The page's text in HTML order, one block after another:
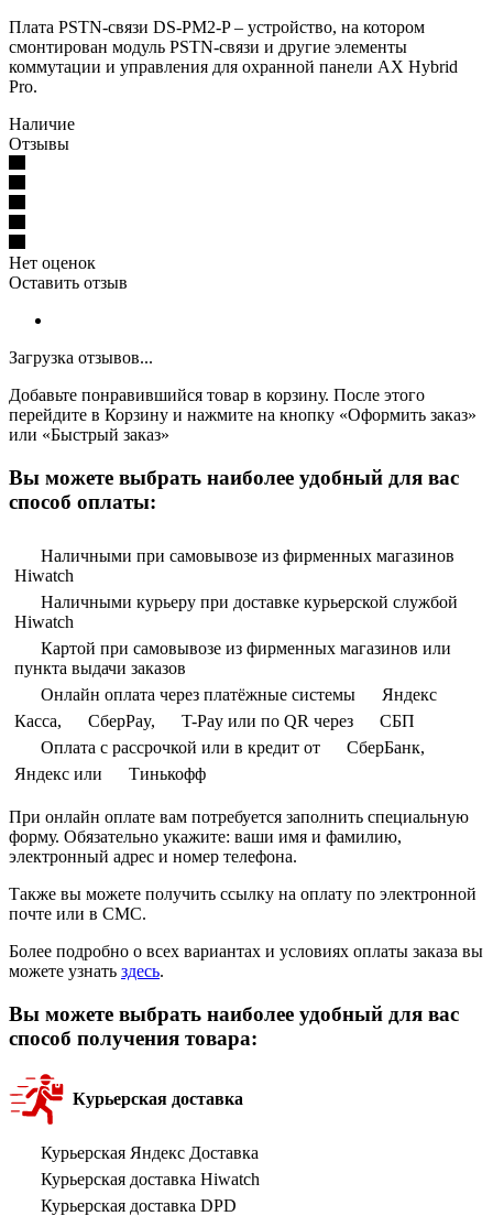
Плата PSTN-связи DS-PM2-P – устройство, на котором
смонтирован модуль PSTN-связи и другие элементы
коммутации и управления для охранной панели AX Hybrid
Pro.
Наличие
Отзывы
Нет оценок
Оставить отзыв
Загрузка отзывов...
Добавьте понравившийся товар в корзину. После этого
перейдите в Корзину и нажмите на кнопку «Оформить заказ»
или «Быстрый заказ»
Вы можете выбрать наиболее удобный для вас
способ оплаты:
Наличными при самовывозе из фирменных магазинов
Hiwatch
Наличными курьеру при доставке курьерской службой
Hiwatch
Картой при самовывозе из фирменных магазинов или
пункта выдачи заказов
Онлайн оплата через платёжные системы
Яндекс
Касса,
СберPay, T-Pay или по QR через
СБП
Оплата с рассрочкой или в кредит от
СберБанк,
Яндекс или
Тинькофф
При онлайн оплате вам потребуется заполнить специальную
форму. Обязательно укажите: ваши имя и фамилию,
электронный адрес и номер телефона.
Также вы можете получить ссылку на оплату по электронной
почте или в СМС.
Более подробно о всех вариантах и условиях оплаты заказа вы
можете узнать здесь.
Вы можете выбрать наиболее удобный для вас
способ получения товара:
Курьерская доставка
Курьерская Яндекс Доставка
Курьерская доставка Hiwatch
Курьерская доставка DPD